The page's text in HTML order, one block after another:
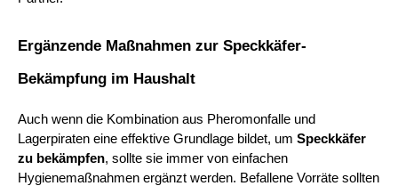
Ergänzende Maßnahmen zur Speckkäfer-
Bekämpfung im Haushalt
Auch wenn die Kombination aus Pheromonfalle und
Lagerpiraten eine effektive Grundlage bildet, um Speckkäfer
zu bekämpfen, sollte sie immer von einfachen
Hygienemaßnahmen ergänzt werden. Befallene Vorräte sollten